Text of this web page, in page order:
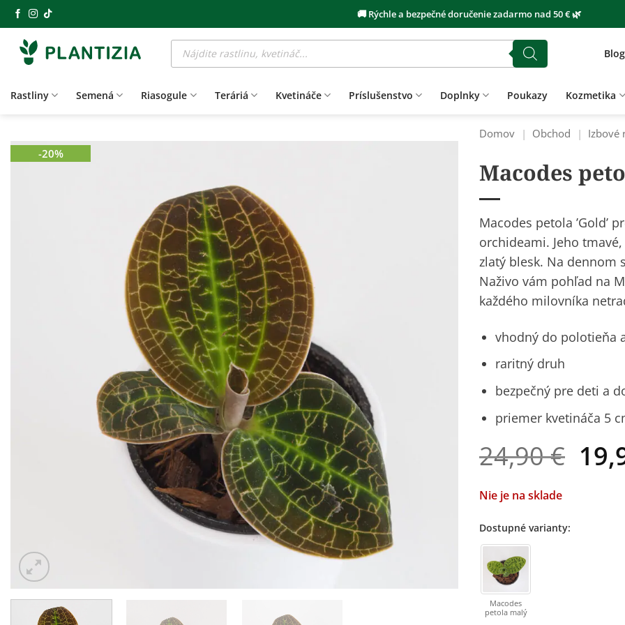
Skip
to
content
🚚 Rýchle a bezpečné doručenie zadarmo nad 50 € 🌿
Products
search Blog
Rastliny Semená Riasogule Teráriá Kvetináče Príslušenstvo Doplnky Poukazy Kozmetika
-20%
Domov | Obchod | Izbové
Macodes
Macodes petola ’Gold’
orchideami. Jeho
zlatý blesk. Na dennom
Naživo vám pohľad na
každého milovníka
vhodný do polotieňa
raritný druh
bezpečný pre deti a
priemer kvetináča 5
24,90€
cena
Nie je na sklade
Dostupné varianty:
Macodes
petola malý